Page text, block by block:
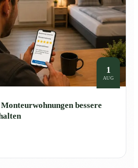
1
AUG
bessere